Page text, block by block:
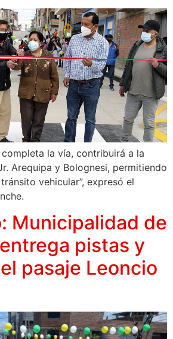
completa la vía, contribuirá a la
Arequipa y Bolognesi, permitiendo
vehicular”, expresó el
Municipalidad de
pistas y
pasaje Leoncio